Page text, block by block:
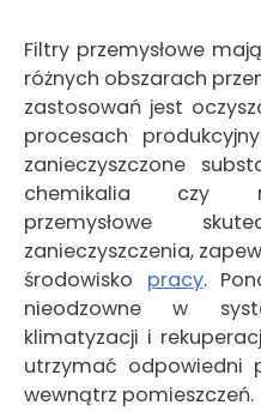
Filtry przemysłowe
różnych obszarach
zastosowań jest
procesach
zanieczyszczone
chemikalia czy
przemysłowe
zanieczyszczenia,
środowisko pracy.
nieodzowne w
klimatyzacji i
utrzymać odpowiedni
wewnątrz pomieszczeń.